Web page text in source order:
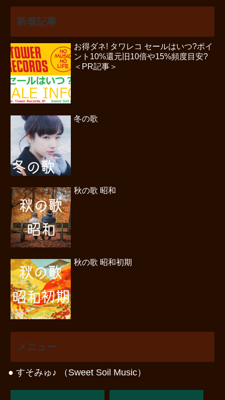
新着記事
お得ダネ! タワレコ セールはいつ?ポイ
ント10%還元旧10倍や15%頻度目安?
＜PR記事＞
冬の歌
秋の歌 昭和
秋の歌 昭和初期
メニュー
● すそみゅ♪ （Sweet Soil Music）